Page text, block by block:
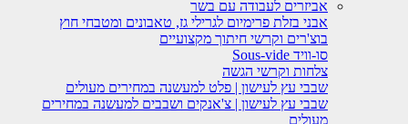
אביזרים לעבודה עם בשר
אבני בזלת פרימיום לגרילי גז, טאבונים ומטבחי חוץ
בוצ'רים וקרשי חיתוך מקצועיים
סו-וויד Sous-vide
צלחות וקרשי הגשה
שבבי עץ לעישון | פלט למעשנה במחירים מעולים
שבבי עץ לעישון | צ'אנקים ושבבים למעשנה במחירים
מעולים